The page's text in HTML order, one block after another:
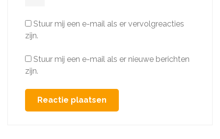
Stuur mij een e-mail als er vervolgreacties
zijn.
Stuur mij een e-mail als er nieuwe berichten
zijn.